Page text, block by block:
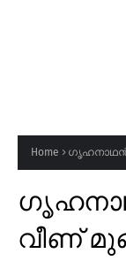
Home ഗൃഹനാഥൻ
വീണ്